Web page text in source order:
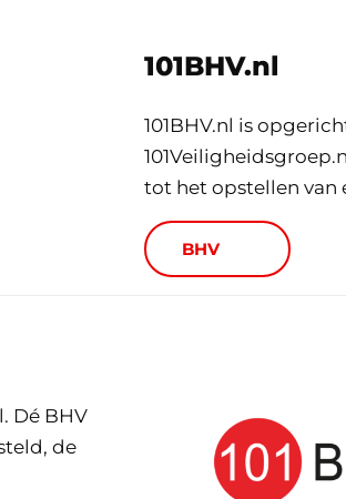
101BHV.nl
101BHV.nl is
tot het opstellen van
BHV
Dé BHV
de